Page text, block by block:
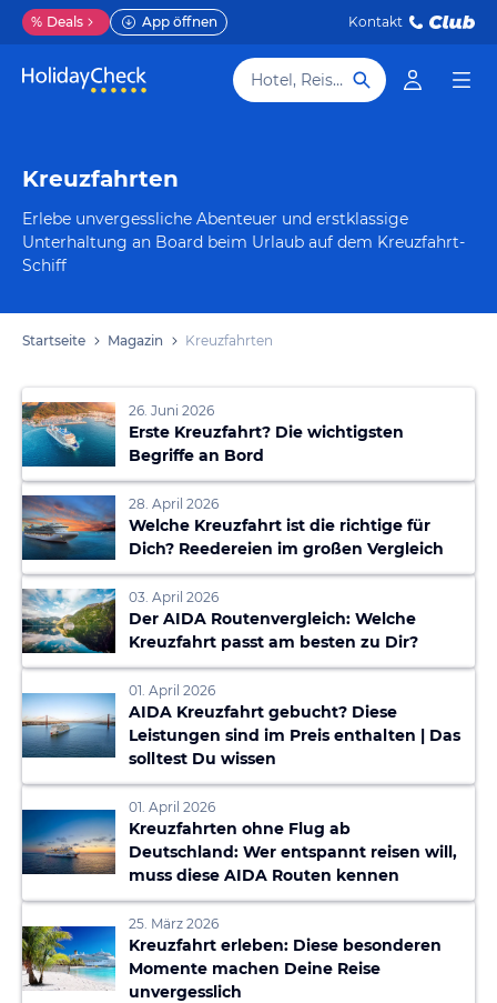
% Deals App öffnen Kontakt
Hotel, Reiseziel
Kreuzfahrten
Erlebe unvergessliche Abenteuer und erstklassige
Unterhaltung an Board beim Urlaub auf dem Kreuzfahrt-
Schiff
Startseite Magazin Kreuzfahrten
26. Juni 2026
Erste Kreuzfahrt? Die wichtigsten
Begriffe an Bord
28. April 2026
Welche Kreuzfahrt ist die richtige für
Dich? Reedereien im großen Vergleich
03. April 2026
Der AIDA Routenvergleich: Welche
Kreuzfahrt passt am besten zu Dir?
01. April 2026
AIDA Kreuzfahrt gebucht? Diese
Leistungen sind im Preis enthalten | Das
solltest Du wissen
01. April 2026
Kreuzfahrten ohne Flug ab
Deutschland: Wer entspannt reisen will,
muss diese AIDA Routen kennen
25. März 2026
Kreuzfahrt erleben: Diese besonderen
Momente machen Deine Reise
unvergesslich